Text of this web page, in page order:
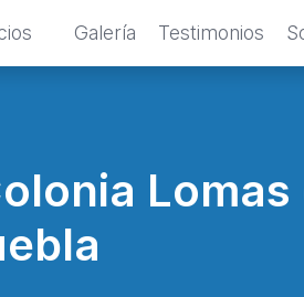
Galería Testimonios
Lomas